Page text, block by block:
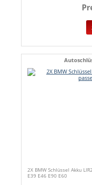
2X BMW Schlüssel Akku
E39 E46 E90 E60